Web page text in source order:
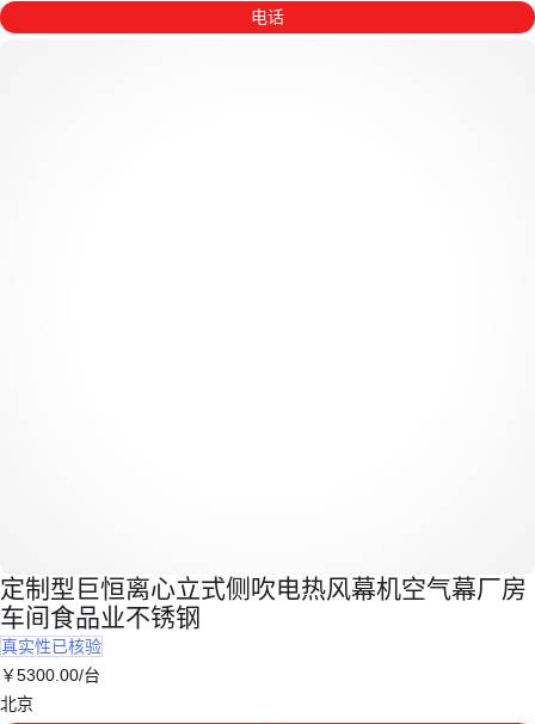
电话
定制型巨恒离心立式侧吹电热风幕机空气幕厂房
车间食品业不锈钢
真实性已核验
￥5300 .00/台
北京